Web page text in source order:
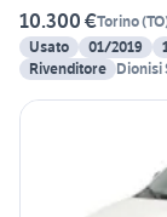
10.300 €Torino(TO
Usato
01/2019
Rivenditore Dionisi